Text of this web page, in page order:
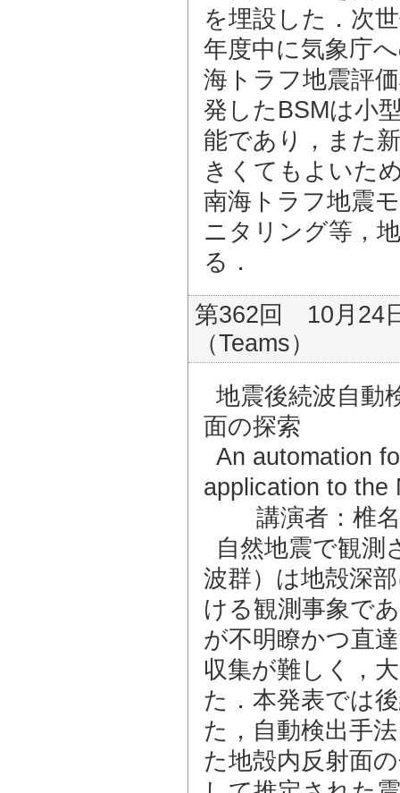
を埋設した．次
年度中に気象庁
海トラフ地震評
発したBSMは小
能であり，また
きくてもよいた
南海トラフ地震
ニタリング等，
る．
第362回 10月24
（Teams）
地震後続波自動
面の探索
An automation
application to the
講演者：椎
自然地震で観測
波群）は地殻深
ける観測事象で
が不明瞭かつ直
収集が難しく，
た．本発表では
た，自動検出手
た地殻内反射面